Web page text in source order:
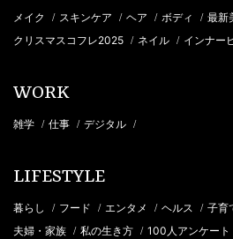
メイク / スキンケア / ヘア / ボディ / 最新
クリスマスコフレ2025 / ネイル / インナー
WORK
雑学 / 仕事 / デジタル /
LIFESTYLE
暮らし / フード / エンタメ / ヘルス / 子育
夫婦・家族 / 私の生き方 / 100人アンケート